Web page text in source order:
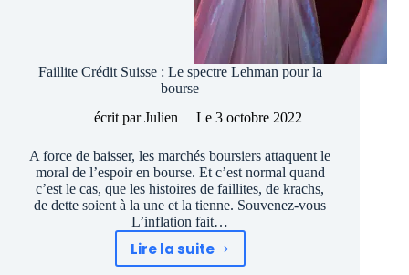
Faillite Crédit Suisse : Le spectre Lehman pour la
bourse
écrit par Julien Le 3 octobre 2022
A force de baisser, les marchés boursiers attaquent le
moral de l’espoir en bourse. Et c’est normal quand
c’est le cas, que les histoires de faillites, de krachs,
de dette soient à la une et la tienne. Souvenez-vous
L’inflation fait…
Lire la suite
Faillite